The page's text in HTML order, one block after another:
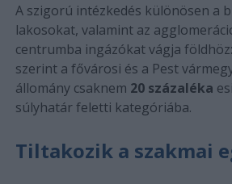
A szigorú intézkedés különösen a
lakosokat, valamint az
centrumba ingázókat vágja
szerint a fővárosi és a Pest
állomány csaknem 20 százaléka
súlyhatár feletti kategóriába.
Tiltakozik a szakmai